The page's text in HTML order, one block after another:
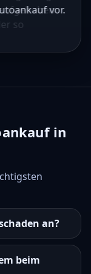
so
vor.
in
an?
beim